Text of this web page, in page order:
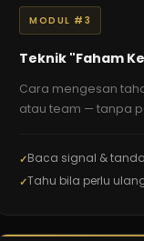
MODUL #3
Teknik "Faham
Cara mengesan
atau team — tanpa
Baca signal &
Tahu bila perlu